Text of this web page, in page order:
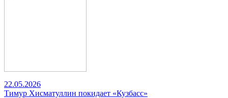
22.05.2026
Тимур Хисматуллин покидает «Кузбасс»